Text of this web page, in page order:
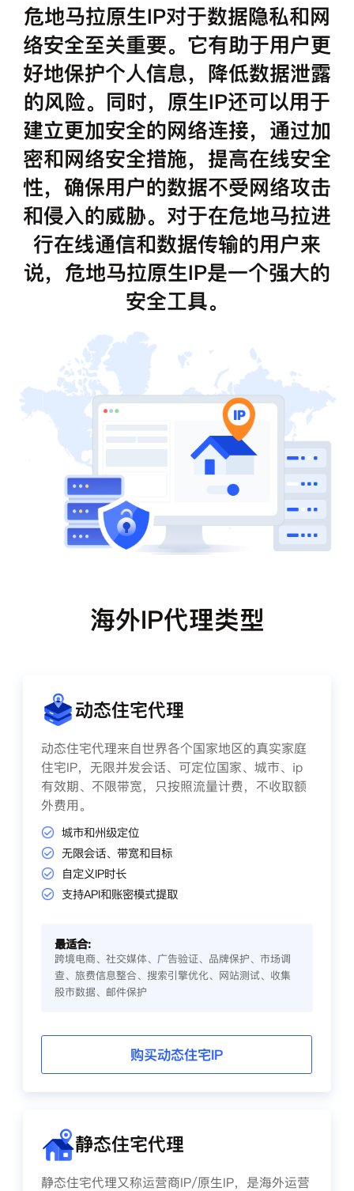
危地马拉原生IP对于数据隐私和网
络安全至关重要。它有助于用户更
好地保护个人信息，降低数据泄露
的风险。同时，原生IP还可以用于
建立更加安全的网络连接，通过加
密和网络安全措施，提高在线安全
性，确保用户的数据不受网络攻击
和侵入的威胁。对于在危地马拉进
行在线通信和数据传输的用户来
说，危地马拉原生IP是一个强大的
安全工具。
海外IP代理类型
动态住宅代理
动态住宅代理来自世界各个国家地区的真实家庭
住宅IP，无限并发会话、可定位国家、城市、ip
有效期、不限带宽，只按照流量计费，不收取额
外费用。
城市和州级定位
无限会话、带宽和目标
自定义IP时长
支持API和账密模式提取
最适合:
跨境电商、社交媒体、广告验证、品牌保护、市场调
查、旅费信息整合、搜索引擎优化、网站测试、收集
股市数据、邮件保护
购买动态住宅IP
静态住宅代理
静态住宅代理又称运营商IP/原生IP，是海外运营